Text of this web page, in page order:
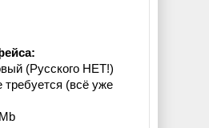
(Русского НЕТ!)
требуется (всё уже